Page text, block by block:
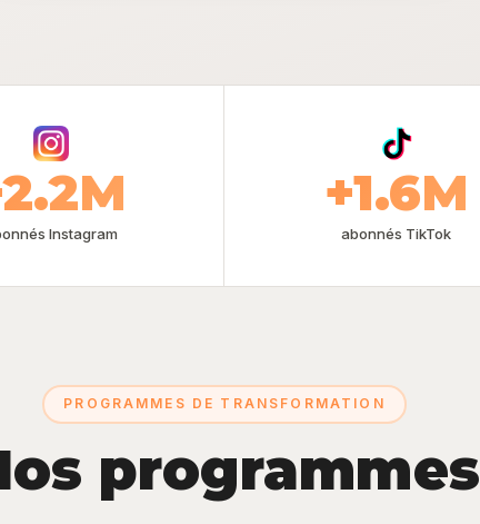
Instagram
+1.6M
abonnés TikTok
PROGRAMMES DE TRANSFORMATION
programmes